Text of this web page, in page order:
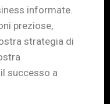
informate.
preziose,
strategia di
successo a